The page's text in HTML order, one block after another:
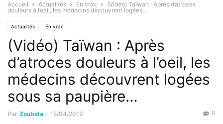
Accueil Actualités En vrac
(Vidéo) Taïwan : Après d’atroces
douleurs à l’oeil, les médecins découvrent logées...
Actualités En vrac
(Vidéo) Taïwan : Après
d’atroces douleurs à l’oeil, les
médecins découvrent logées
sous sa paupière…
Par Zoubida - 15/04/2019 0